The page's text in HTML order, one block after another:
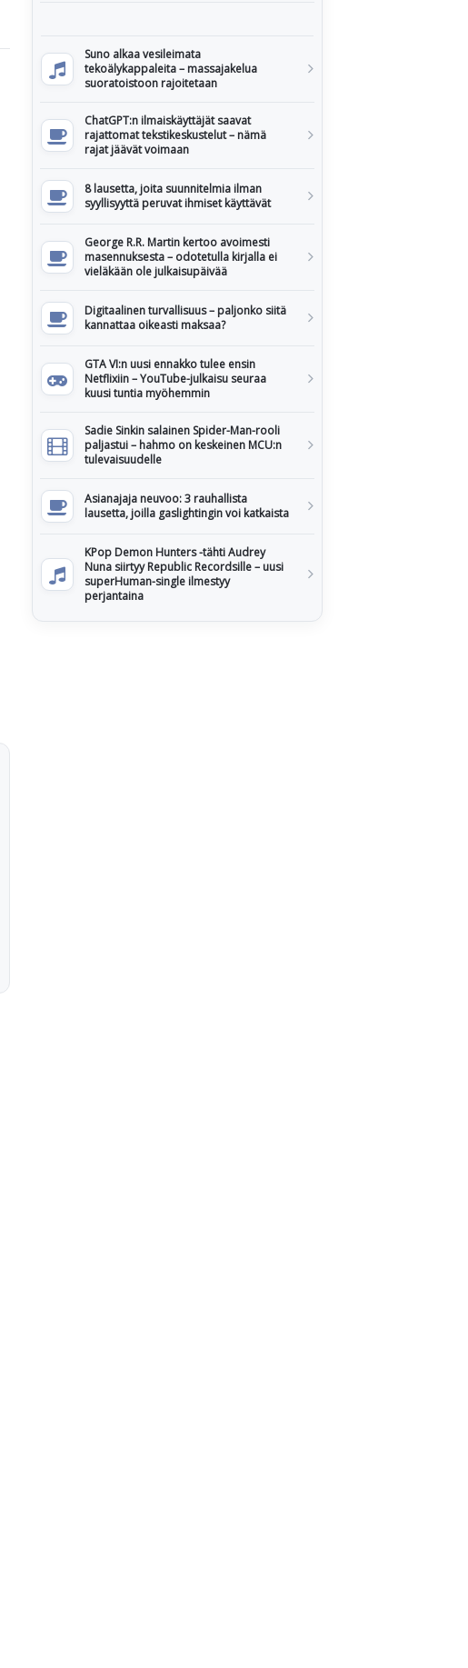
Suno alkaa vesileimata
tekoälykappaleita – massajakelua
suoratoistoon rajoitetaan
ChatGPT:n ilmaiskäyttäjät saavat
rajattomat tekstikeskustelut – nämä
rajat jäävät voimaan
8 lausetta, joita suunnitelmia ilman
syyllisyyttä peruvat ihmiset käyttävät
George R.R. Martin kertoo avoimesti
masennuksesta – odotetulla kirjalla ei
vieläkään ole julkaisupäivää
Digitaalinen turvallisuus – paljonko siitä
kannattaa oikeasti maksaa?
GTA VI:n uusi ennakko tulee ensin
Netflixiin – YouTube-julkaisu seuraa
kuusi tuntia myöhemmin
Sadie Sinkin salainen Spider-Man-rooli
paljastui – hahmo on keskeinen MCU:n
tulevaisuudelle
Asianajaja neuvoo: 3 rauhallista
lausetta, joilla gaslightingin voi katkaista
KPop Demon Hunters -tähti Audrey
Nuna siirtyy Republic Recordsille – uusi
superHuman-single ilmestyy
perjantaina